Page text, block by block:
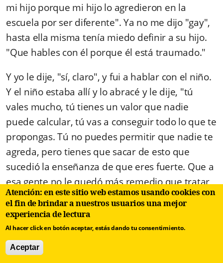
mi hijo porque mi hijo lo agredieron en la
escuela por ser diferente". Ya no me dijo "gay",
hasta ella misma tenía miedo definir a su hijo.
"Que hables con él porque él está traumado."
Y yo le dije, "sí, claro", y fui a hablar con el niño.
Y el niño estaba allí y lo abracé y le dije, "tú
vales mucho, tú tienes un valor que nadie
puede calcular, tú vas a conseguir todo lo que te
propongas. Tú no puedes permitir que nadie te
agreda, pero tienes que sacar de esto que
sucedió la enseñanza de que eres fuerte. Que a
esa gente no le quedó más remedio que tratar
de agredirte físicamente para para sacarte del
medio. Tú eres mucho más fuerte que ellos."
encontrado la luz. Me dio las gracias, me abrazó,
Atención: en este sitio web estamos usando cookies con
el fin de brindar a nuestros usuarios una mejor
experiencia de lectura
Al hacer click en botón aceptar, estás dando tu consentimiento.
Aceptar